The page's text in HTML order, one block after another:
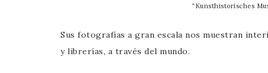
“Kunsthistorisches
Sus fotografías a gran escala nos muestran
y librerías, a través del mundo.